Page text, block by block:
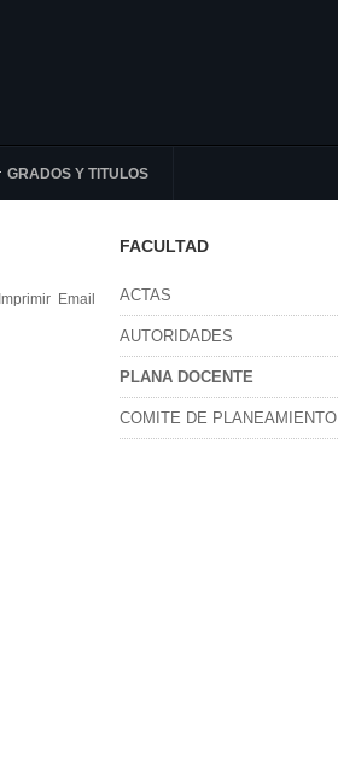
GRADOS Y TITULOS
Imprimir Email
FACULTAD
ACTAS
AUTORIDADES
PLANA DOCENTE
COMITE DE PLANEAMIENTO